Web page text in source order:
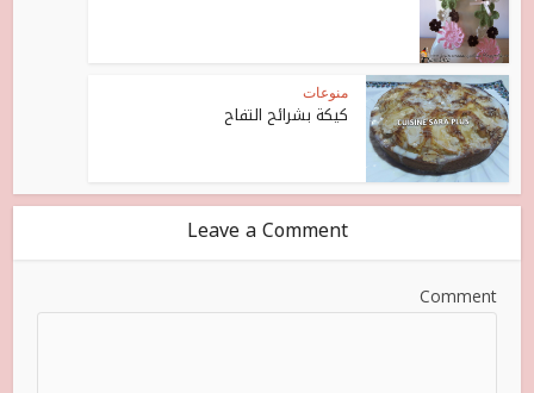
منوعات
كيكة بشرائح التفاح
Leave a Comment
Comment